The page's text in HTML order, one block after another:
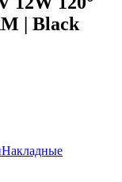
| Black
Накладные